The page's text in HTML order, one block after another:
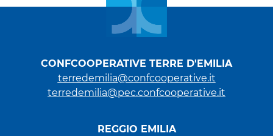
CONFCOOPERATIVE TERRE D'EMILIA
terredemilia@confcooperative.it
terredemilia@pec.confcooperative.it
REGGIO EMILIA